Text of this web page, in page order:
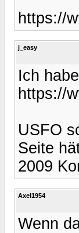
https://
j_easy
Ich
https://
USFO
Seite
2009
Axel1954
Wenn